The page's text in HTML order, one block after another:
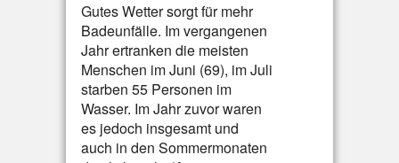
Gutes Wetter sorgt für mehr
Badeunfälle. Im vergangenen
Jahr ertranken die meisten
Menschen im Juni (69), im Juli
starben 55 Personen im
Wasser. Im Jahr zuvor waren
es jedoch insgesamt und
auch in den Sommermonaten